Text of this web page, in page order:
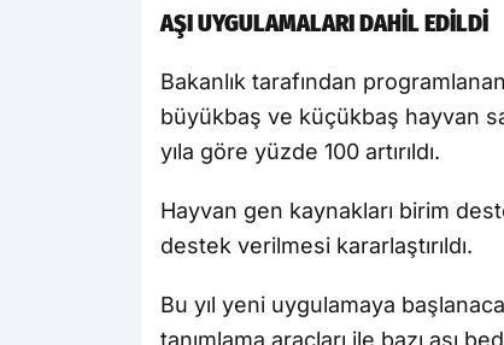
AŞI UYGULAMALARI DAHİL EDİLDİ
Bakanlık tarafından
büyükbaş ve küçükbaş hayvan
yıla göre yüzde 100 artırıldı.
Hayvan gen kaynakları birim
destek verilmesi kararlaştırıldı.
Bu yıl yeni uygulamaya
tanımlama araçları ile bazı aşı